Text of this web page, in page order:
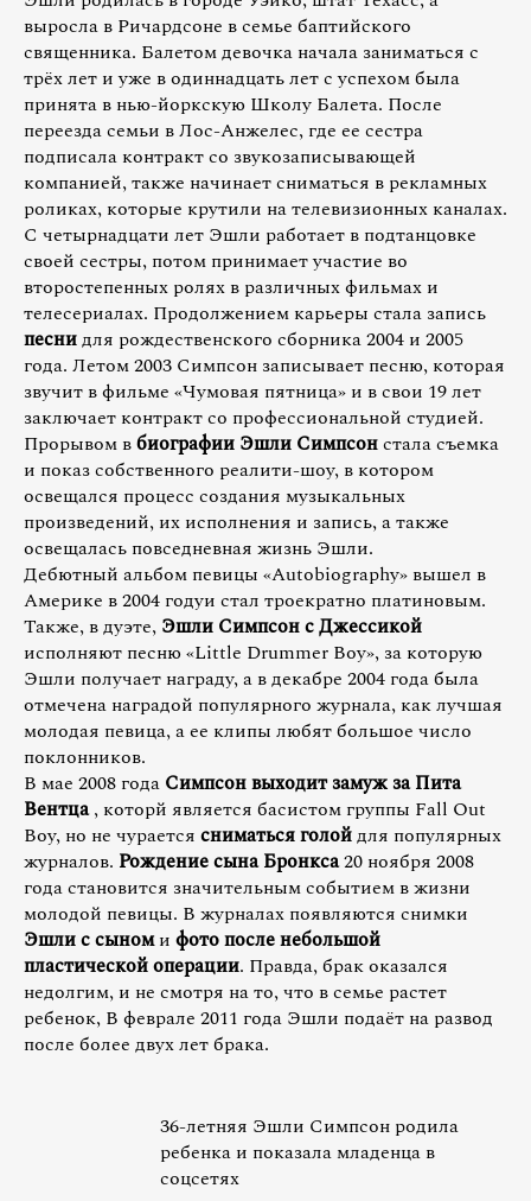
выросла в Ричардсоне в семье баптийского
священника. Балетом девочка начала заниматься с
трёх лет и уже в одиннадцать лет с успехом была
принята в нью-йоркскую Школу Балета. После
переезда семьи в Лос-Анжелес, где ее сестра
подписала контракт со звукозаписывающей
компанией, также начинает сниматься в рекламных
роликах, которые крутили на телевизионных каналах.
С четырнадцати лет Эшли работает в подтанцовке
своей сестры, потом принимает участие во
второстепенных ролях в различных фильмах и
телесериалах. Продолжением карьеры стала запись
песнидля рождественского сборника 2004 и 2005
года. Летом 2003 Симпсон записывает песню, которая
звучит в фильме «Чумовая пятница» и в свои 19 лет
заключает контракт со профессиональной студией.
Прорывом вбиографии Эшли Симпсонстала съемка
и показ собственного реалити-шоу, в котором
освещался процесс создания музыкальных
произведений, их исполнения и запись, а также
освещалась повседневная жизнь Эшли.
Дебютный альбом певицы «Autobiography» вышел в
Америке в 2004 годуи стал троекратно платиновым.
Также, в дуэте, Эшли Симпсон с Джессикой
исполняют песню «Little Drummer Boy», за которую
Эшли получает награду, а в декабре 2004 года была
отмечена наградой популярного журнала, как лучшая
молодая певица, а ее клипы любят большое число
поклонников.
В мае 2008 года Симпсон выходит замуж за Пита
Вентца, которй является басистом группы Fall Out
Boy, но не чурается сниматься голойдля популярных
журналов. Рождение сына Бронкса20 ноября 2008
года становится значительным событием в жизни
молодой певицы. В журналах появляются снимки
Эшли с сыноми фото после небольшой
пластической операции. Правда, брак оказался
недолгим, и не смотря на то, что в семье растет
ребенок, В феврале 2011 года Эшли подаёт на развод
после более двух лет брака.
36-летняя Эшли Симпсон родила
ребенка и показала младенца в
соцсетях